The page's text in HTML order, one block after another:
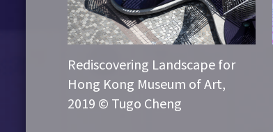
Rediscovering Landscape for
Hong Kong Museum of Art,
2019 © Tugo Cheng